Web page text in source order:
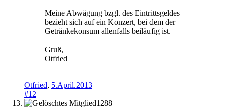
Meine Abwägung bzgl. des Eintrittsgeldes
bezieht sich auf ein Konzert, bei dem der
Getränkekonsum allenfalls beiläufig ist.
Gruß,
Otfried
Otfried, 5.April.2013
#12